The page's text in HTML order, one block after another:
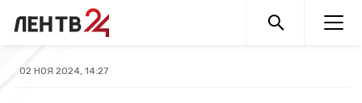
02 НОЯ 2024, 14:27